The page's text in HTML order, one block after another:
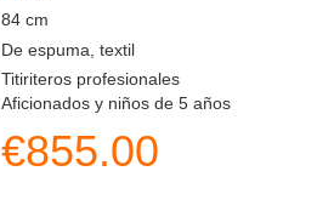
84 cm
De espuma, textil
Titiriteros profesionales
Aficionados y niños de 5 años
€855.00